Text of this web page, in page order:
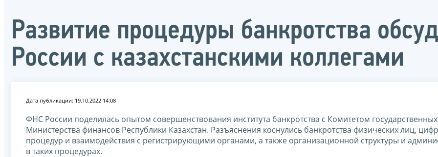
Развитие процедуры банкротства
России с казахстанскими коллегами
Дата публикации: 19.10.2022 14:08
ФНС России поделилась опытом совершенствования института банкротства с Комитетом
Министерства финансов Республики Казахстан. Разъяснения коснулись банкротства физических лиц,
процедур и взаимодействия с регистрирующими органами, а также организационной структуры и
в таких процедурах.